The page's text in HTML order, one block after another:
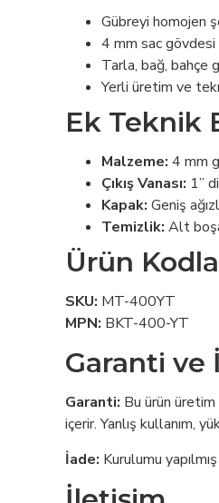
Gübreyi homojen
4 mm sac gövdesi
Tarla, bağ, bahçe
Yerli üretim ve
Ek Teknik
Malzeme: 4 mm
Çıkış Vanası: 1”
Kapak: Geniş
Temizlik: Alt
Ürün
SKU: MT-400YT
MPN: BKT-400-YT
Garanti ve
Garanti: Bu ürün üretim
içerir. Yanlış kullanım,
İade: Kurulumu